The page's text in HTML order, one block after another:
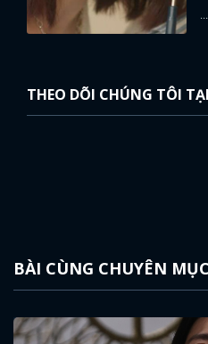
...
THEO DÕI CHÚNG TÔI TẠI
BÀI CÙNG CHUYÊN MỤC